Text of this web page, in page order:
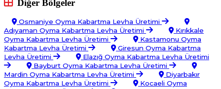
Diğer Bölgeler
Osmaniye Oyma Kabartma Levha Üretimi
Adıyaman Oyma Kabartma Levha Üretimi
Kırıkkale
Oyma Kabartma Levha Üretimi
Kastamonu Oyma
Kabartma Levha Üretimi
Giresun Oyma Kabartma
Levha Üretimi
Elazığ Oyma Kabartma Levha Üretimi
Bayburt Oyma Kabartma Levha Üretimi
Mardin Oyma Kabartma Levha Üretimi
Diyarbakır
Oyma Kabartma Levha Üretimi
Kocaeli Oyma